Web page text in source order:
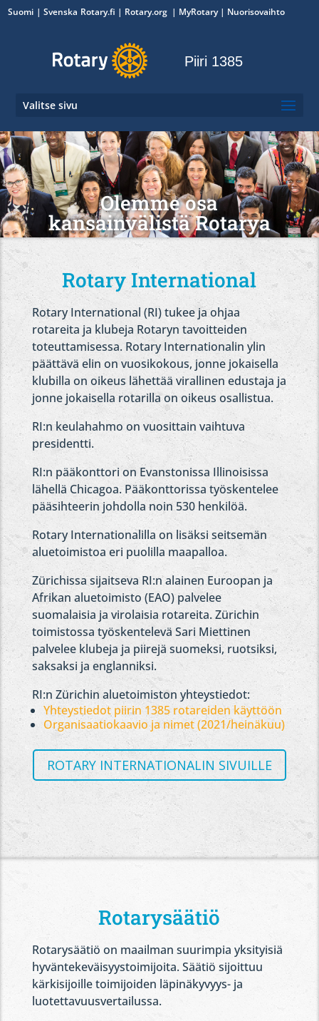
Suomi Svenska Rotary.fi | Rotary.org | MyRotary| Nuorisovaihto
Piiri 1385
Valitse sivu
Olemme osa
kansainvälistä Rotarya
Rotary International
Rotary International (RI) tukee ja ohjaa
rotareita ja klubeja Rotaryn tavoitteiden
toteuttamisessa. Rotary Internationalin ylin
päättävä elin on vuosikokous, jonne jokaisella
klubilla on oikeus lähettää virallinen edustaja ja
jonne jokaisella rotarilla on oikeus osallistua.
RI:n keulahahmo on vuosittain vaihtuva
presidentti.
RI:n pääkonttori on Evanstonissa Illinoisissa
lähellä Chicagoa. Pääkonttorissa työskentelee
pääsihteerin johdolla noin 530 henkilöä.
Rotary Internationalilla on lisäksi seitsemän
aluetoimistoa eri puolilla maapalloa.
Zürichissa sijaitseva RI:n alainen Euroopan ja
Afrikan aluetoimisto (EAO) palvelee
suomalaisia ja virolaisia rotareita. Zürichin
toimistossa työskentelevä Sari Miettinen
palvelee klubeja ja piirejä suomeksi, ruotsiksi,
saksaksi ja englanniksi.
RI:n Zürichin aluetoimiston yhteystiedot:
Yhteystiedot piirin 1385 rotareiden käyttöön
Organisaatiokaavio ja nimet (2021/heinäkuu)
ROTARY INTERNATIONALIN SIVUILLE
Rotarysäätiö
Rotarysäätiö on maailman suurimpia yksityisiä
hyväntekeväisyystoimijoita. Säätiö sijoittuu
kärkisijoille toimijoiden läpinäkyvyys- ja
luotettavuusvertailussa.